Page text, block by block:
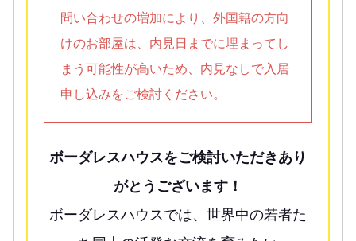
問い合わせの増加により、外国籍の方向
けのお部屋は、内見日までに埋まってし
まう可能性が高いため、内見なしで入居
申し込みをご検討ください。
ボーダレスハウスをご検討いただきあり
がとうございます！
ボーダレスハウスでは、世界中の若者た